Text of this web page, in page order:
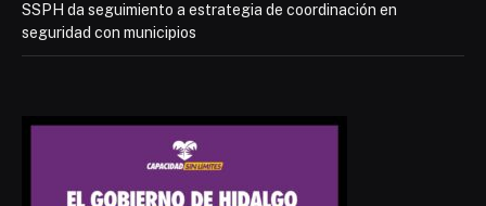
SSPH da seguimiento a estrategia de coordinación en
seguridad con municipios